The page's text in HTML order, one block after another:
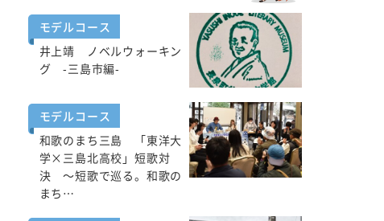
モデルコース
井上靖 ノベルウォーキン
グ -三島市編-
モデルコース
和歌のまち三島 「東洋大
学×三島北高校」短歌対
決 ～短歌で巡る。和歌の
まち…